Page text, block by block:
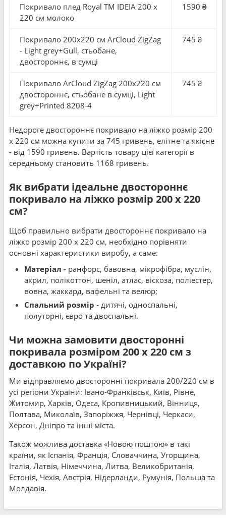
Покривало плед Royal TM IDEIA 200 x
220 см молоко
1590 ₴
Покривало 200x220 см ArCloud ZigZag
- Light grey+Gull, стьобане,
двостороннє, в сумці
745 ₴
Покривало ArCloud ZigZag 200x220 см
двостороннє, стьобане в сумці, Light
grey+Printed 8208-4
745 ₴
Недороге двостороннє покривало на ліжко розмір 200
x 220 см можна купити за 745 гривень, елітне та якісне
- від 1590 гривень. Вартість товару цієї категорії в
середньому становить 1168 гривень.
Як вибрати ідеальне двостороннє
покривало на ліжко розмір 200 x 220
см?
Щоб правильно вибрати двостороннє покривало на
ліжко розмір 200 x 220 см, необхідно порівняти
основні характеристики виробу, а саме:
Матеріал - ранфорс, бавовна, мікрофібра, муслін,
акрил, полікоттон, шеніл, атлас, віскоза, поліестер,
вовна, жаккард, вафельні та велюр;
Спальний розмір - дитячі, односпальні,
полуторні, євро та двоспальні.
Чи можна замовити двосторонні
покривала розміром 200 x 220 см з
доставкою по Україні?
Ми відправляємо двосторонні покривала 200/220 см в
усі регіони України: Івано-Франківськ, Київ, Рівне,
Житомир, Харків, Одеса, Кропивницький, Вінниця,
Полтава, Миколаїв, Запоріжжя, Чернівці, Черкаси,
Херсон, Дніпро та інші міста.
Також можлива доставка «Новою поштою» в такі
країни, як Іспанія, Франція, Словаччина, Угорщина,
Італія, Латвія, Німеччина, Литва, Великобританія,
Естонія, Чехія, Австрія, Нідерланди, Румунія, Польща та
Молдавія.